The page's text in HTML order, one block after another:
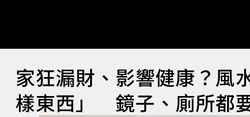
家狂漏財、影響健康？風
樣東西」 鏡子、廁所都